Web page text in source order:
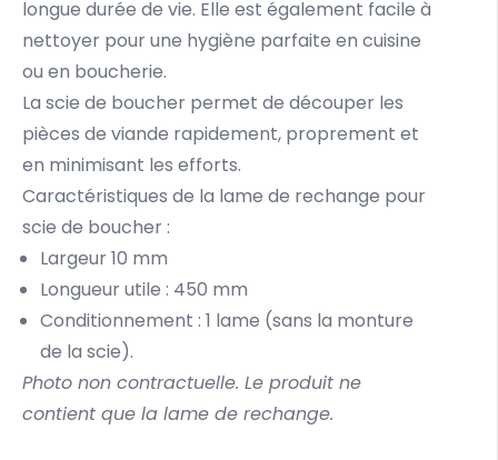
longue durée de vie. Elle est également facile à
nettoyer pour une hygiène parfaite en cuisine
ou en boucherie.
La scie de boucher permet de découper les
pièces de viande rapidement, proprement et
en minimisant les efforts.
Caractéristiques de la lame de rechange pour
scie de boucher :
Largeur 10 mm
Longueur utile : 450 mm
Conditionnement : 1 lame (sans la monture
de la scie).
Photo non contractuelle. Le produit ne
contient que la lame de rechange.